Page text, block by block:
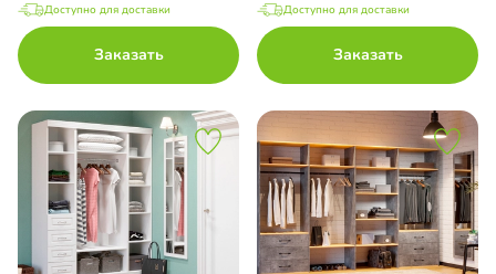
Доступно для доставки
Заказать
Доступно для доставки
Заказать